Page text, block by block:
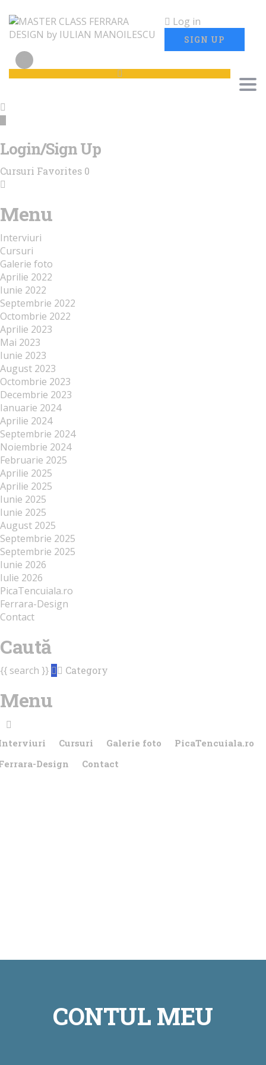
Log in
SIGN UP
Login/Sign Up
Cursuri Favorites 0
Menu
Interviuri
Cursuri
Galerie foto
Aprilie 2022
Iunie 2022
Septembrie 2022
Octombrie 2022
Aprilie 2023
Mai 2023
Iunie 2023
August 2023
Octombrie 2023
Decembrie 2023
Ianuarie 2024
Aprilie 2024
Septembrie 2024
Noiembrie 2024
Februarie 2025
Aprilie 2025
Aprilie 2025
Iunie 2025
Iunie 2025
August 2025
Septembrie 2025
Septembrie 2025
Iunie 2026
Iulie 2026
PicaTencuiala.ro
Ferrara-Design
Contact
Caută
Category
{{ search }}
Menu
Cursuri Galerie foto
PicaTencuiala.ro
Design
Contact
CONTUL MEU